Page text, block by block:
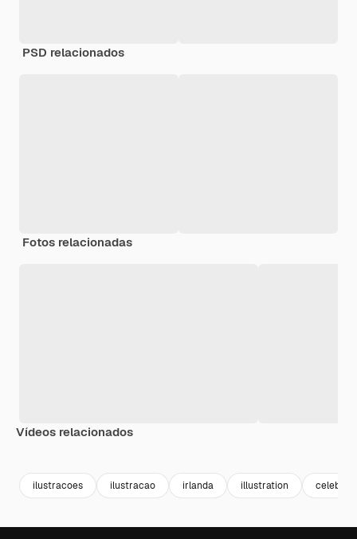
PSD relacionados
Fotos relacionadas
Vídeos relacionados
ilustracoes ilustracao irlanda illustration